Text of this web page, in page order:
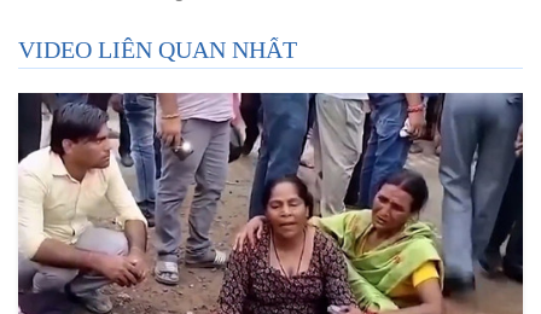
VIDEO LIÊN QUAN NHẤT